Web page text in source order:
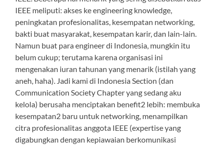
IEEE meliputi: akses ke engineering knowledge,
peningkatan profesionalitas, kesempatan networking,
bakti buat masyarakat, kesempatan karir, dan lain-lain.
Namun buat para engineer di Indonesia, mungkin itu
belum cukup; terutama karena organisasi ini
mengenakan iuran tahunan yang menarik (istilah yang
aneh, haha). Jadi kami di Indonesia Section (dan
Communication Society Chapter yang sedang aku
kelola) berusaha menciptakan benefit2 lebih: membuka
kesempatan2 baru untuk networking, menampilkan
citra profesionalitas anggota IEEE (expertise yang
digabungkan dengan kepiawaian berkomunikasi